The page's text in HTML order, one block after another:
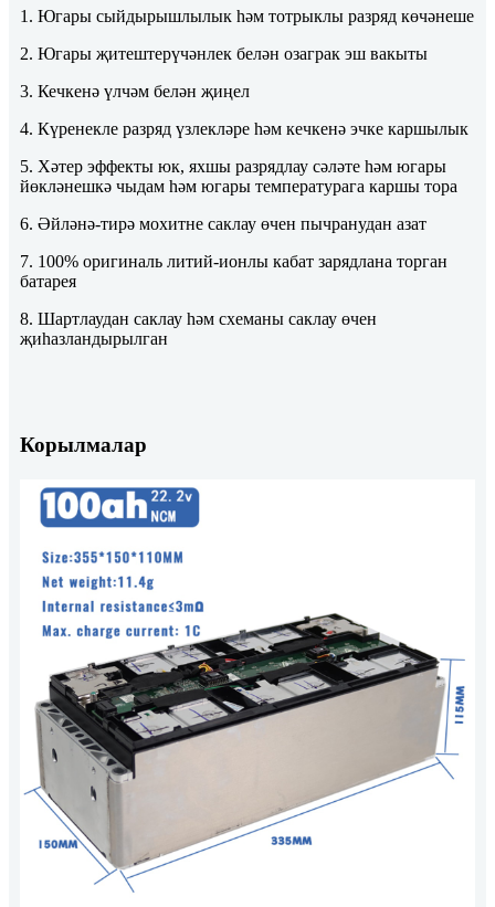
1. Югары сыйдырышлылык һәм тотрыклы разряд көчәнеше
2. Югары җитештерүчәнлек белән озаграк эш вакыты
3. Кечкенә үлчәм белән җиңел
4. Күренекле разряд үзлекләре һәм кечкенә эчке каршылык
5. Хәтер эффекты юк, яхшы разрядлау сәләте һәм югары
йөкләнешкә чыдам һәм югары температурага каршы тора
6. Әйләнә-тирә мохитне саклау өчен пычранудан азат
7. 100% оригиналь литий-ионлы кабат зарядлана торган
батарея
8. Шартлаудан саклау һәм схеманы саклау өчен
җиһазландырылган
Корылмалар